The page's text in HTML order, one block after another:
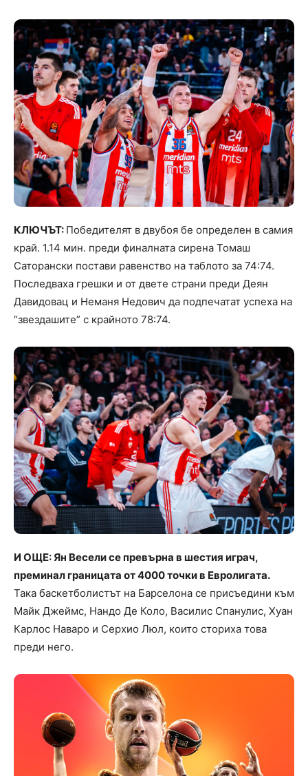
КЛЮЧЪТ: Победителят в двубоя бе определен в самия
край. 1.14 мин. преди финалната сирена Томаш
Саторански постави равенство на таблото за 74:74.
Последваха грешки и от двете страни преди Деян
Давидовац и Неманя Недович да подпечатат успеха на
“звездашите” с крайното 78:74.
И ОЩЕ: Ян Весели се превърна в шестия играч,
преминал границата от 4000 точки в Евролигата.
Така баскетболистът на Барселона се присъедини към
Майк Джеймс, Нандо Де Коло, Василис Спанулис, Хуан
Карлос Наваро и Серхио Люл, които сториха това
преди него.